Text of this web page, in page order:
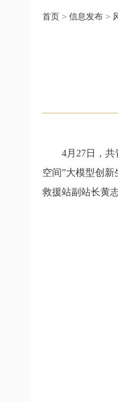
首页 > 信息发布 >
4月27日，
空间”大模型创
救援站副站长黄